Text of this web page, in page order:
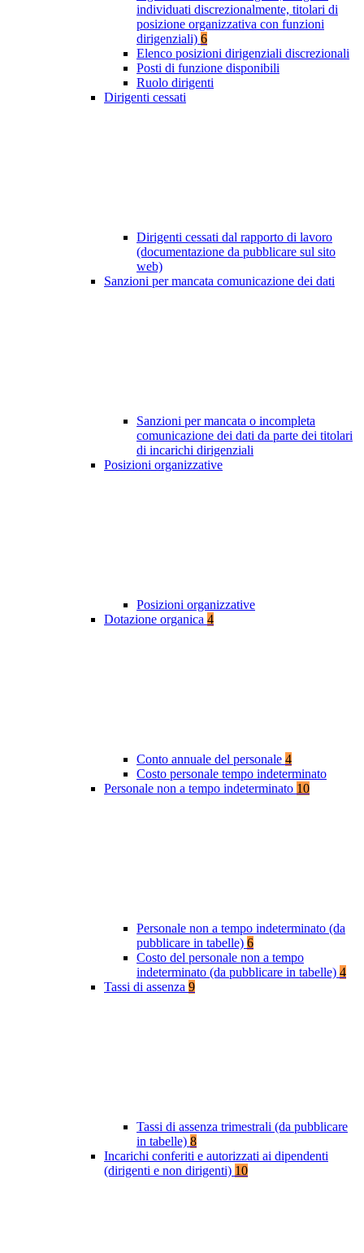
individuati discrezionalmente, titolari di
posizione organizzativa con funzioni
dirigenziali) 6
Elenco posizioni dirigenziali discrezionali
Posti di funzione disponibili
Ruolo dirigenti
Dirigenti cessati
Dirigenti cessati dal rapporto di lavoro
(documentazione da pubblicare sul sito
web)
Sanzioni per mancata comunicazione dei dati
Sanzioni per mancata o incompleta
comunicazione dei dati da parte dei titolari
di incarichi dirigenziali
Posizioni organizzative
Posizioni organizzative
Dotazione organica 4
Conto annuale del personale 4
Costo personale tempo indeterminato
Personale non a tempo indeterminato 10
Personale non a tempo indeterminato (da
pubblicare in tabelle) 6
Costo del personale non a tempo
indeterminato (da pubblicare in tabelle) 4
Tassi di assenza 9
Tassi di assenza trimestrali (da pubblicare
in tabelle) 8
Incarichi conferiti e autorizzati ai dipendenti
(dirigenti e non dirigenti) 10